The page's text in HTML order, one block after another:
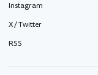
Instagram
X / Twitter
RSS